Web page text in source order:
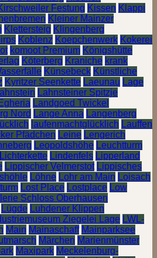
Festung Kissen Klappi
Kleiner Mainzer
Klettersteig Klingenberg
Koblenz Koepchenwerk Kokerei
komoot Premium Königshütte
Köterberg Kraniche krank
Künsebeck Künstliche
Kyritzer Seenkette Laeunau Lage
Lahnsteiner Spitzje
Landgoed Twickel
Nord Lange Anna Langenberg
laufenmachtglücklich Lauffen
Pfädchen Leine Lengerich
Leopoldshöhe Leuchtturm
Lichterkette Lindenfels Lipperland
Lippischer Velmerstot Lippisches
Löhne Lohr am Main Loisach
Lost Place Lostplace Low
Schloss Oberhausen
Lügde Luhdener Klippen
Ziegelei Lage LWL-
Main Mainaschaff Mainparksee
Märchen Marienmünster
Maxipark Meckelenburg-